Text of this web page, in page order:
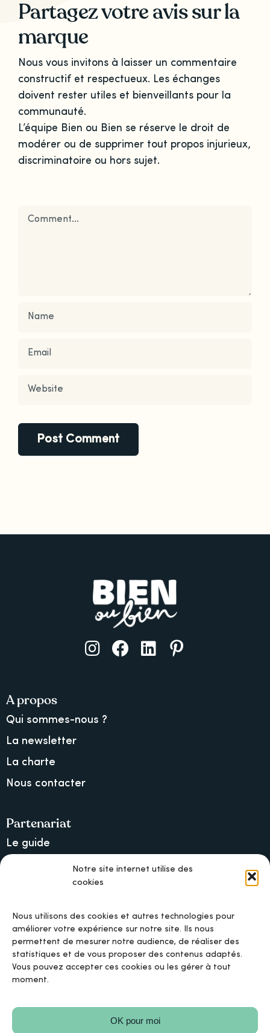
Notre site internet utilise des
cookies
Nous utilisons des cookies et autres technologies pour
améliorer votre expérience sur notre site. Ils nous
permettent de mesurer notre audience, de réaliser des
statistiques et de vous proposer des contenus adaptés.
Vous pouvez accepter ces cookies ou les gérer à tout
moment.
OK pour moi
Partagez votre avis sur la
marque
Nous vous invitons à laisser un commentaire
constructif et respectueux. Les échanges
doivent rester utiles et bienveillants pour la
communauté.
L’équipe Bien ou Bien se réserve le droit de
modérer ou de supprimer tout propos injurieux,
discriminatoire ou hors sujet.
Comment
A propos
Qui sommes-nous ?
La newsletter
La charte
Nous contacter
Partenariat
Le guide
Lancer une collecte sur Ulule
MAIF, l’assureur militant
Mentions légales
Politique de confidentialité